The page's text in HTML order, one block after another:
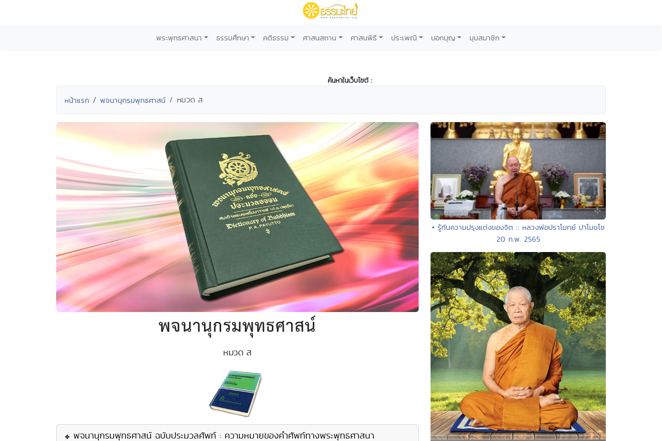
พระพุทธศาสนา ธรรมศึกษา คติธรรม ศาสนสถาน ศาสนพิธี ประเพณี บอกบุญ มุมสมาชิก
ค้นหาในเว็บไซต์ :
หน้าแรก พจนานุกรมพุทธศาสน์ หมวด ส
พจนานุกรมพุทธศาสน์
หมวด ส
พจนานุกรมพุทธศาสน์ ฉบับประมวลศัพท์ : ความหมายของคำศัพท์ทางพระพุทธศาสนา
• รู้ทันความปรุงแต่งของจิต :: หลวงพ่อปราโมทย์ ปาโมชฺโช
20 ก.พ. 2565